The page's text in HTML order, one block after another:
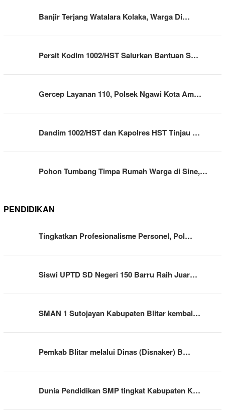
Banjir Terjang Watalara Kolaka, Warga Di…
Persit Kodim 1002/HST Salurkan Bantuan S…
Gercep Layanan 110, Polsek Ngawi Kota Am…
Dandim 1002/HST dan Kapolres HST Tinjau …
Pohon Tumbang Timpa Rumah Warga di Sine,…
PENDIDIKAN
Tingkatkan Profesionalisme Personel, Pol…
Siswi UPTD SD Negeri 150 Barru Raih Juar…
SMAN 1 Sutojayan Kabupaten Blitar kembal…
Pemkab Blitar melalui Dinas (Disnaker) B…
Dunia Pendidikan SMP tingkat Kabupaten K…